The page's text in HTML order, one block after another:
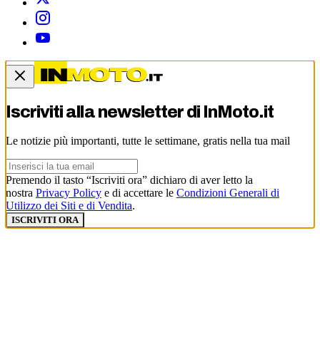
Iscriviti alla newsletter di InMoto.it
Le notizie più importanti, tutte le settimane, gratis nella tua mail
Premendo il tasto “Iscriviti ora” dichiaro di aver letto la
nostra Privacy Policy e di accettare le Condizioni Generali di
Utilizzo dei Siti e di Vendita.
ISCRIVITI ORA